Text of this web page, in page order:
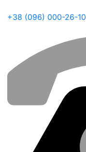
+38 (096) 000-26-10